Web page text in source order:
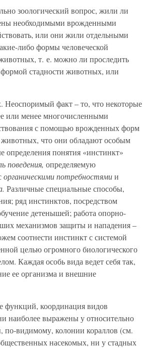
зоологический вопрос, жили ли
необходимыми врожденными
или они жили отдельными
либо формы человеческой
т. е. можно ли проследить
стадности животных, или
Неоспоримый факт – то, что некоторые
или менее многочисленными
с помощью врожденных форм
что они обладают особым
определения понятия «инстинкт»
поведения, определяемую
органическими потребностямии
Различные специальные способы,
ряд инстинктов, посредством
детенышей; работа опорно-
механизмов защиты и нападения –
соотнести инстинкт с системой
целью огромного биологического
Каждая особь вида ведет себя так,
ее организма и внешние
функций, координация видов
наиболее выражены у относительно
по-видимому, колонии кораллов (см.
насекомых, ни у стадных